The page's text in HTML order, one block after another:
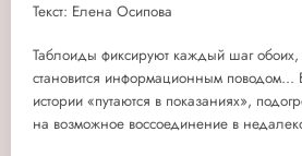
Текст: Елена Осипова
Таблоиды фиксируют каждый шаг
становится информационным поводом...
истории «путаются в показаниях»,
на возможное воссоединение в